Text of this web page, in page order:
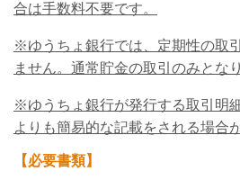
合は手数料不要です。
※ゆうちょ銀行では、定期性の取
ません。通常貯金の取引のみとな
※ゆうちょ銀行が発行する取引明
よりも簡易的な記載をされる場合
【必要書類】